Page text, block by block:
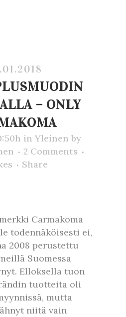
– ONLY
in Yleinen by
2 Comments
Share
Carmakoma
todennäköisesti ei,
2008 perustettu
Suomessa
Elloksella tuon
tuotteita oli
mutta
niitä vain